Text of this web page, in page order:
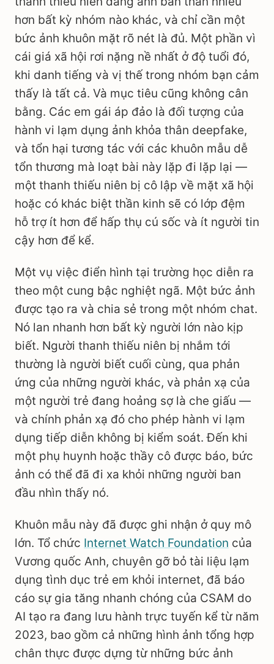
hơn bất kỳ nhóm nào khác, và chỉ cần một
bức ảnh khuôn mặt rõ nét là đủ. Một phần vì
cái giá xã hội rơi nặng nề nhất ở độ tuổi đó,
khi danh tiếng và vị thế trong nhóm bạn cảm
thấy là tất cả. Và mục tiêu cũng không cân
bằng. Các em gái áp đảo là đối tượng của
hành vi lạm dụng ảnh khỏa thân deepfake,
và tổn hại tương tác với các khuôn mẫu dễ
tổn thương mà loạt bài này lặp đi lặp lại —
một thanh thiếu niên bị cô lập về mặt xã hội
hoặc có khác biệt thần kinh sẽ có lớp đệm
hỗ trợ ít hơn để hấp thụ cú sốc và ít người tin
cậy hơn để kể.
Một vụ việc điển hình tại trường học diễn ra
theo một cung bậc nghiệt ngã. Một bức ảnh
được tạo ra và chia sẻ trong một nhóm chat.
Nó lan nhanh hơn bất kỳ người lớn nào kịp
biết. Người thanh thiếu niên bị nhắm tới
thường là người biết cuối cùng, qua phản
ứng của những người khác, và phản xạ của
một người trẻ đang hoảng sợ là che giấu —
và chính phản xạ đó cho phép hành vi lạm
dụng tiếp diễn không bị kiểm soát. Đến khi
một phụ huynh hoặc thầy cô được báo, bức
ảnh có thể đã đi xa khỏi những người ban
đầu nhìn thấy nó.
Khuôn mẫu này đã được ghi nhận ở quy mô
lớn. Tổ chức Internet Watch Foundation của
Vương quốc Anh, chuyên gỡ bỏ tài liệu lạm
dụng tình dục trẻ em khỏi internet, đã báo
cáo sự gia tăng nhanh chóng của CSAM do
AI tạo ra đang lưu hành trực tuyến kể từ năm
2023, bao gồm cả những hình ảnh tổng hợp
chân thực được dựng từ những bức ảnh